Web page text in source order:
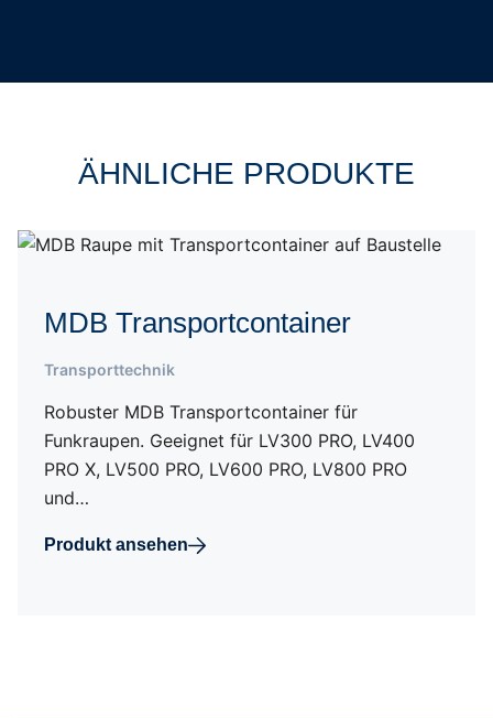
ÄHNLICHE PRODUKTE
MDB Transportcontainer
Transporttechnik
Robuster MDB Transportcontainer für
Funkraupen. Geeignet für LV300 PRO, LV400
PRO X, LV500 PRO, LV600 PRO, LV800 PRO
und…
Produkt ansehen